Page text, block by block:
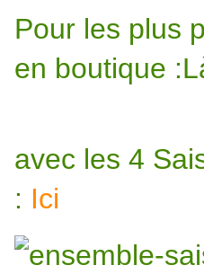
Pour les plus
en boutique
avec les 4
: Ici